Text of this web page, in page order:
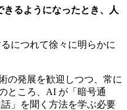
るようになったとき、人
につれて徐々に明らかに
の発展を歓迎しつつ、常に
ところ、AI が「暗号通
」を聞く方法を学ぶ必要